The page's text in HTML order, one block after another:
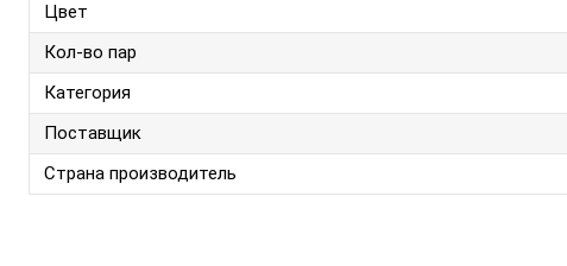
Цвет
Кол-во пар
Категория
Поставщик
Страна производитель